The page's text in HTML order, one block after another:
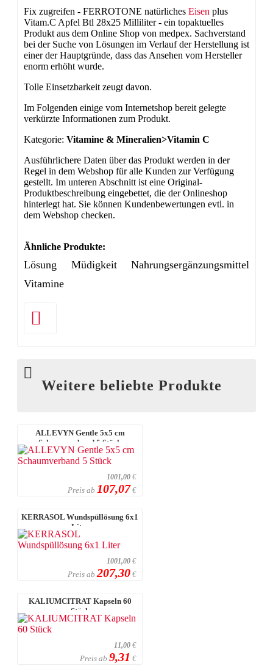
Fix zugreifen - FERROTONE natürliches Eisen plus
Vitam.C Apfel Btl 28x25 Milliliter - ein topaktuelles
Produkt aus dem Online Shop von medpex. Sachverstand
bei der Suche von Lösungen im Verlauf der Herstellung ist
einer der Hauptgründe, dass das Ansehen vom Hersteller
enorm erhöht wurde.
Tolle Einsetzbarkeit zeugt davon.
Im Folgenden einige vom Internetshop bereit gelegte
verkürzte Informationen zum Produkt.
Kategorie: Vitamine & Mineralien>Vitamin C
Ausführlichere Daten über das Produkt werden in der
Regel in dem Webshop für alle Kunden zur Verfügung
gestellt. Im unteren Abschnitt ist eine Original-
Produktbeschreibung eingebettet, die der Onlineshop
hinterlegt hat. Sie können Kundenbewertungen evtl. in
dem Webshop checken.
Ähnliche Produkte:
Lösung Müdigkeit
Nahrungsergänzungsmittel
Vitamine
Weitere beliebte Produkte
ALLEVYN Gentle 5x5 cm
Schaumverband 5 Stück
1001,00 €
Preis ab 107,07 €
KERRASOL Wundspüllösung 6x1
Liter
1001,00 €
Preis ab 207,30 €
KALIUMCITRAT Kapseln 60
Stück
11,00 €
Preis ab 9,31 €